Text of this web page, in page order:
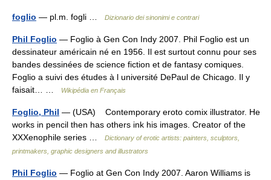
foglio — pl.m. fogli … Dizionario dei sinonimi e contrari
Phil Foglio — Foglio à Gen Con Indy 2007. Phil Foglio est un
dessinateur américain né en 1956. Il est surtout connu pour ses
bandes dessinées de science fiction et de fantasy comiques.
Foglio a suivi des études à l université DePaul de Chicago. Il y
faisait… …
Wikipédia en Français
Foglio, Phil — (USA) Contemporary eroto comix illustrator. He
works in pencil then has others ink his images. Creator of the
XXXenophile series …
Dictionary of erotic artists: painters, sculptors,
printmakers, graphic designers and illustrators
Phil Foglio — Foglio at Gen Con Indy 2007. Aaron Williams is